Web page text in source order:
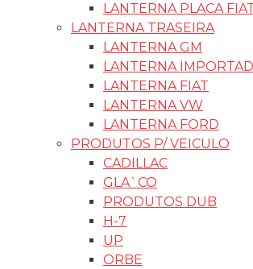
LANTERNA PLACA
LANTERNA TRASEIRA
LANTERNA GM
LANTERNA
LANTERNA FIAT
LANTERNA VW
LANTERNA FORD
PRODUTOS P/ VEICULO
CADILLAC
GLA`CO
PRODUTOS DUB
H-7
UP
ORBE